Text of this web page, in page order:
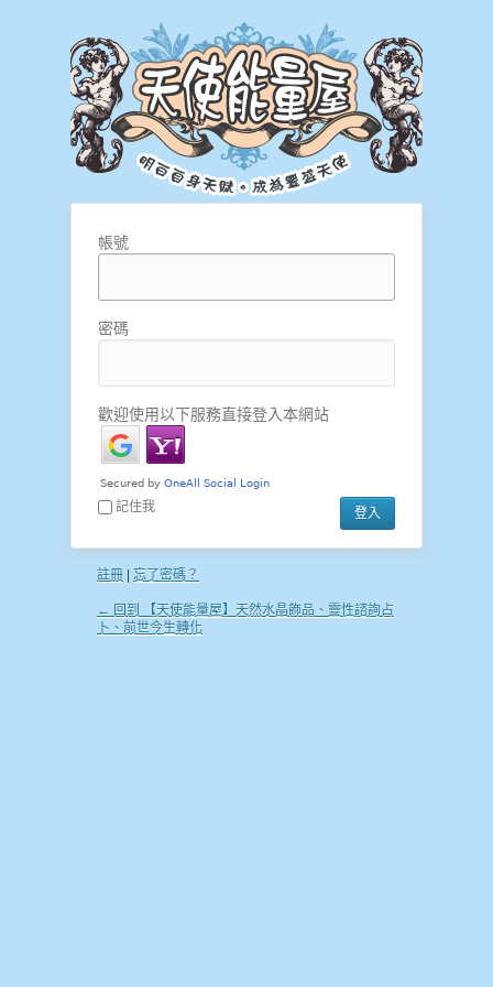
帳號
密碼
歡迎使用以下服務直接登入本網站
記住我
註冊 忘了密碼？
← 回到 【天使能量屋】天然水晶飾品、靈性諮詢占
卜、前世今生轉化